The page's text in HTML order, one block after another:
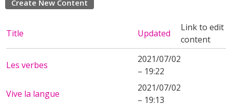
Create New Content
Title Updated
Link to edit
content
Les verbes
2021/07/02
– 19:22
Vive la langue
2021/07/02
– 19:13